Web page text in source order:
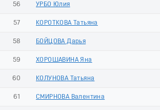
56 УРБО Юлия
57 КОРОТКОВА Татьяна
58 БОЙЦОВА Дарья
59 ХОРОШАВИНА Яна
60 КОЛУНОВА Татьяна
61 СМИРНОВА Валентина